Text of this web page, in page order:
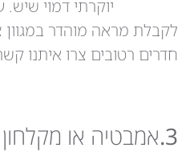
יוקרתי דמוי שיש.
לקבלת מראה מוהדר במגוון
חדרים רטובים צרו איתנו קשר 073-374-
3. אמבטיה או מקלחון